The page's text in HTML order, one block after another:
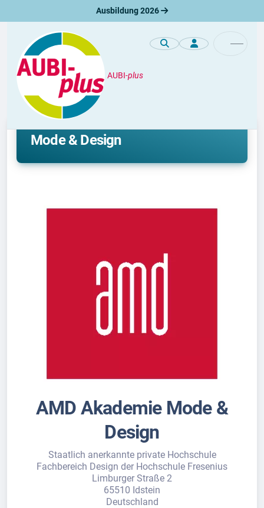
Ausbildung 2026
AUBI-plus
Premiumprofile
Studieren an der AMD Akademie
Mode & Design
AMD Akademie Mode &
Design
Staatlich anerkannte private Hochschule
Fachbereich Design der Hochschule Fresenius
Limburger Straße 2
65510 Idstein
Deutschland